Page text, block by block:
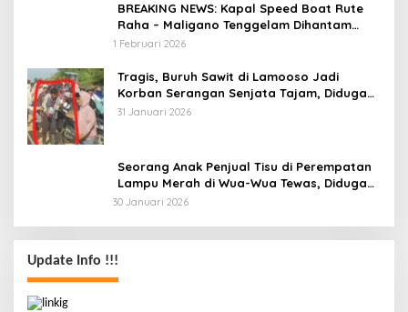
BREAKING NEWS: Kapal Speed Boat Rute
Raha – Maligano Tenggelam Dihantam
Angin dan Ombak Tinggi
1 Februari 2026
Tragis, Buruh Sawit di Lamooso Jadi
Korban Serangan Senjata Tajam, Diduga
Terkait Tanah
31 Januari 2026
Seorang Anak Penjual Tisu di Perempatan
Lampu Merah di Wua-Wua Tewas, Diduga
Jadi Korban Tabrak Lari
30 Januari 2026
Update Info !!!